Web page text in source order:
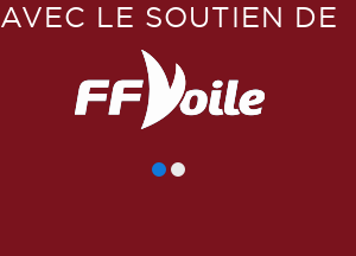
AVEC LE SOUTIEN DE